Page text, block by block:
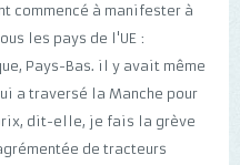
commencé à manifester à
les pays de l'UE :
Pays-Bas. il y avait même
a traversé la Manche pour
dit-elle, je fais la grève
de tracteurs